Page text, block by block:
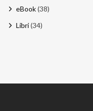
eBook(38)
Libri(34)